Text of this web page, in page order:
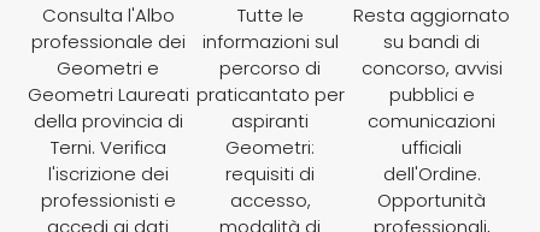
Consulta l'Albo
professionale dei
Geometri e
Geometri Laureati
della provincia di
Terni. Verifica
l'iscrizione dei
professionisti e
accedi ai dati
Tutte le
informazioni sul
percorso di
praticantato per
aspiranti
Geometri:
requisiti di
accesso,
modalità di
Resta aggiornato
su bandi di
concorso, avvisi
pubblici e
comunicazioni
ufficiali
dell'Ordine.
Opportunità
professionali,